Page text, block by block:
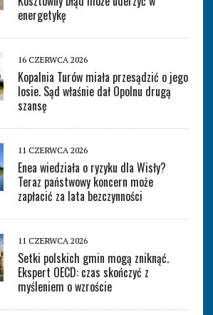
energetykę
16 CZERWCA 2026
Kopalnia Turów miała przesądzić o jego
losie. Sąd właśnie dał Opolnu drugą
szansę
11 CZERWCA 2026
Enea wiedziała o ryzyku dla Wisły?
Teraz państwowy koncern może
zapłacić za lata bezczynności
11 CZERWCA 2026
Setki polskich gmin mogą zniknąć.
Ekspert OECD: czas skończyć z
myśleniem o wzroście